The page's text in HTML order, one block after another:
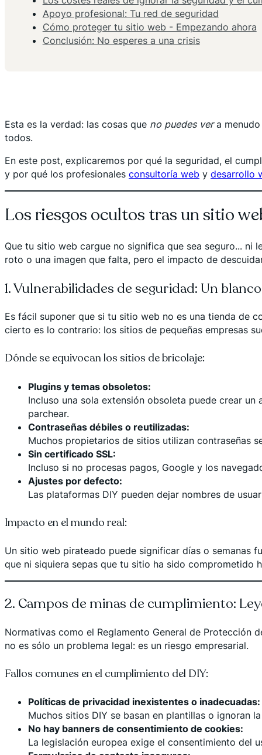
Esta es la verdad: las cosas que no puedes vera menudo
todos.
En este post, explicaremos por qué la seguridad, el
y por qué los profesionales consultoría web y desarrollo
Los riesgos ocultos tras un sitio
Que tu sitio web cargue no significa que sea seguro...
roto o una imagen que falta, pero el impacto de
1. Vulnerabilidades de seguridad: Un
Es fácil suponer que si tu sitio web no es una tienda de
cierto es lo contrario: los sitios de pequeñas empresas
Dónde se equivocan los sitios de bricolaje:
Plugins y temas obsoletos:
Incluso una sola extensión obsoleta puede crear
parchear.
Contraseñas débiles o reutilizadas:
Muchos propietarios de sitios utilizan contraseñas
Sin certificado SSL:
Incluso si no procesas pagos, Google y los
Ajustes por defecto:
Las plataformas DIY pueden dejar nombres de
Impacto en el mundo real:
Un sitio web pirateado puede significar días o semanas
que ni siquiera sepas que tu sitio ha sido comprometido
2. Campos de minas de cumplimiento:
Normativas como el Reglamento General de Protección
no es sólo un problema legal: es un riesgo empresarial.
Fallos comunes en el cumplimiento del DIY:
Políticas de privacidad inexistentes o inadecuadas:
Muchos sitios DIY se basan en plantillas o ignoran
No hay banners de consentimiento de cookies:
La legislación europea exige el consentimiento del
Apoyo profesional: Tu red de seguridad
Cómo proteger tu sitio web - Empezando ahora
Conclusión: No esperes a una crisis